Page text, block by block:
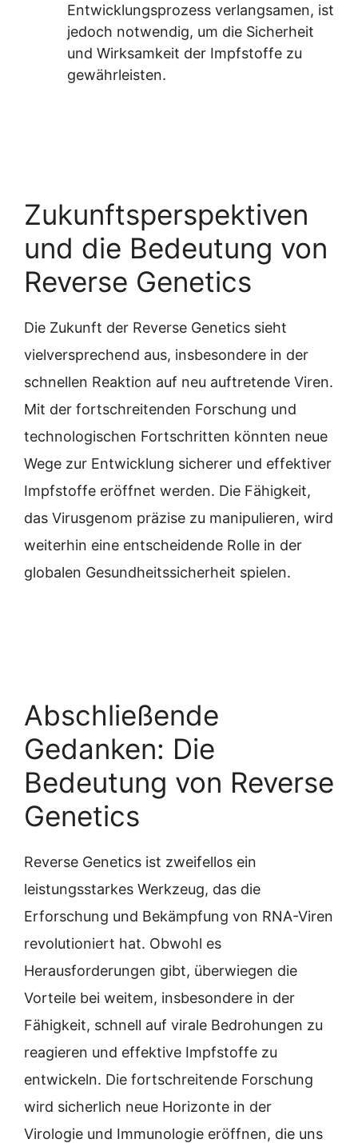
Entwicklungsprozess verlangsamen, ist
jedoch notwendig, um die Sicherheit
und Wirksamkeit der Impfstoffe zu
gewährleisten.
Zukunftsperspektiven
und die Bedeutung von
Reverse Genetics
Die Zukunft der Reverse Genetics sieht
vielversprechend aus, insbesondere in der
schnellen Reaktion auf neu auftretende Viren.
Mit der fortschreitenden Forschung und
technologischen Fortschritten könnten neue
Wege zur Entwicklung sicherer und effektiver
Impfstoffe eröffnet werden. Die Fähigkeit,
das Virusgenom präzise zu manipulieren, wird
weiterhin eine entscheidende Rolle in der
globalen Gesundheitssicherheit spielen.
Abschließende
Gedanken: Die
Bedeutung von Reverse
Genetics
Reverse Genetics ist zweifellos ein
leistungsstarkes Werkzeug, das die
Erforschung und Bekämpfung von RNA-Viren
revolutioniert hat. Obwohl es
Herausforderungen gibt, überwiegen die
Vorteile bei weitem, insbesondere in der
Fähigkeit, schnell auf virale Bedrohungen zu
reagieren und effektive Impfstoffe zu
entwickeln. Die fortschreitende Forschung
wird sicherlich neue Horizonte in der
Virologie und Immunologie eröffnen, die uns